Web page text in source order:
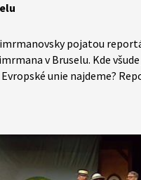
pojatou
v Bruselu. Kde všude
unie najdeme?
Smoljak.